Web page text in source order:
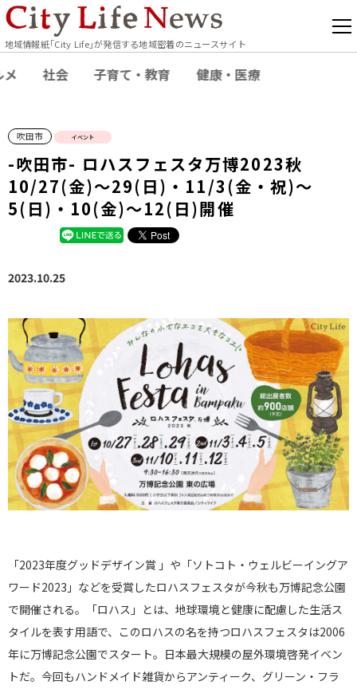
地域情報紙｢City Life｣が発信する地域密着のニュースサイト
メ 社会 子育て・教育 健康・医療
吹田市 イベント
-吹田市- ロハスフェスタ万博2023秋
10/27(金)～29(日)・11/3(金・祝)～
5(日)・10(金)〜12(日)開催
2023.10.25
「2023年度グッドデザイン賞 」や「ソトコト・ウェルビーイングア
ワード2023」などを受賞したロハスフェスタが今秋も万博記念公園
で開催される。「ロハス」とは、地球環境と健康に配慮した生活ス
タイルを表す用語で、このロハスの名を持つロハスフェスタは2006
年に万博記念公園でスタート。日本最大規模の屋外環境啓発イベン
トだ。今回もハンドメイド雑貨からアンティーク、グリーン・フラ